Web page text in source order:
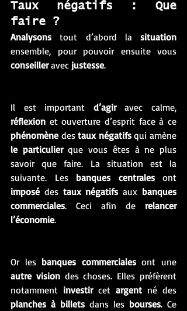
Taux négatifs : Que
faire ?
Analysons tout d’abord la situation
conseiller avec justesse.
Il est important d’agir
réflexion
phénomène des taux négatifs
le particulier que vous êtes à ne plus
savoir que faire. La situation est la
suivante. Les banques centrales
imposé des taux négatifs aux banques
commerciales. Ceci afin de relancer
l’économie.
Or les banques commerciales
autre vision des choses. Elles préfèrent
notamment investir cet argent
planches à billets dans les bourses. Ce